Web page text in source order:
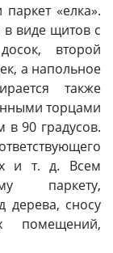
«елка».
в виде щитов с
второй
а напольное
также
торцами
в 90 градусов.
и т. д. Всем
паркету,
дерева, сносу
помещений,